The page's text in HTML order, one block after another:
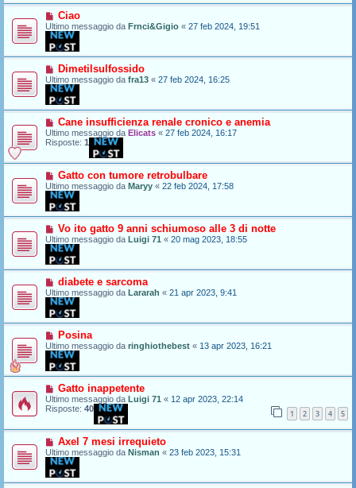
Ciao
Ultimo messaggio da Frnci&Gigio « 27 feb 2024, 19:51
Dimetilsulfossido
Ultimo messaggio da fra13 « 27 feb 2024, 16:25
Cane insufficienza renale cronico e anemia
Ultimo messaggio da Elicats « 27 feb 2024, 16:17
Risposte: 1
Gatto con tumore retrobulbare
Ultimo messaggio da Maryy « 22 feb 2024, 17:58
Vo ito gatto 9 anni schiumoso alle 3 di notte
Ultimo messaggio da Luigi 71 « 20 mag 2023, 18:55
diabete e sarcoma
Ultimo messaggio da Lararah « 21 apr 2023, 9:41
Posina
Ultimo messaggio da ringhiothebest « 13 apr 2023, 16:21
Gatto inappetente
Ultimo messaggio da Luigi 71 « 12 apr 2023, 22:14
Risposte: 40 1 2 3 4 5
Axel 7 mesi irrequieto
Ultimo messaggio da Nisman « 23 feb 2023, 15:31